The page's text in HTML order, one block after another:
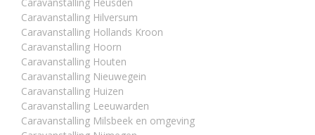
Caravanstalling Hilversum
Caravanstalling Hollands Kroon
Caravanstalling Hoorn
Caravanstalling Houten
Caravanstalling Nieuwegein
Caravanstalling Huizen
Caravanstalling Leeuwarden
Caravanstalling Milsbeek en omgeving